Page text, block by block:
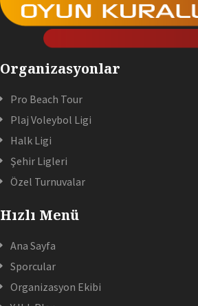
Organizasyonlar
Pro Beach Tour
Plaj Voleybol Ligi
Halk Ligi
Şehir Ligleri
Özel Turnuvalar
Hızlı Menü
Ana Sayfa
Sporcular
Organizasyon Ekibi